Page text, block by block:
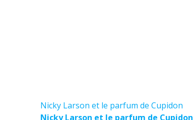
Nicky Larson et le parfum de Cupidon
Nicky Larson et le parfum de Cupidon